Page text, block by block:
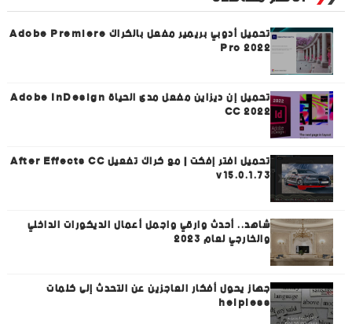
تحميل أدوبي بريمير مفعل بالكراك Adobe Premiere
Pro 2022
تحميل إن ديزاين مفعل مدى الحياة Adobe InDesign
CC 2022
تحميل افتر إفكت | مع كراك تفعيل After Effects CC
v15.0.1.73
شاهد.. أحدث وارقي واجمل أعمال الديكورات الداخلي
والخارجي لعام 2023
جهاز يحول أفكار العاجزين عن التحدث إلى كلمات
helpless